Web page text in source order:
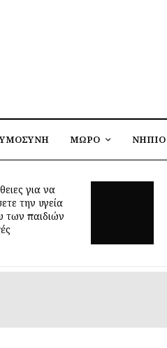
ΜΩΡΟ ΝΗΠΙΟ
μπορεί να
ηλικία;